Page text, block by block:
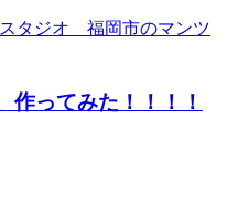
作ってみた！！！！